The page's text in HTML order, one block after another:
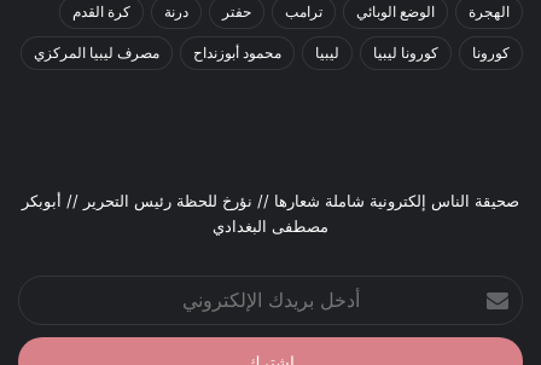
الهجرة الوضع الوبائي ترامب حفتر درنة كرة القدم
كورونا كورونا ليبيا ليبيا محمود أبوزنداح مصرف ليبيا المركزي
صحيقة الناس إلكترونية شاملة شعارها // نؤرخ للحظة رئيس التحرير // أبوبكر
مصطفى البغدادي
بريدك
الإلكتروني